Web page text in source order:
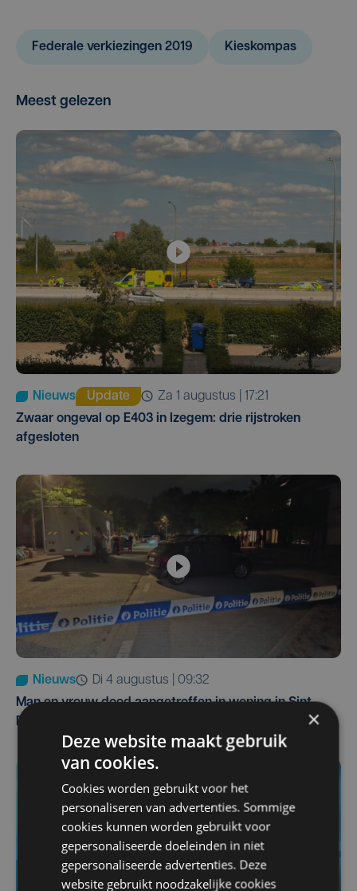
Federale verkiezingen 2019 Kieskompas
Meest gelezen
Nieuws Update
za 1 augustus | 17:21
Zwaar ongeval op E403 in Izegem: drie rijstroken
afgesloten
Nieuws
di 4 augustus | 09:32
Man en vrouw dood aangetroffen in woning in Sint-
Pieters Brugge
×
Deze website maakt gebruik
van cookies.
Cookies worden gebruikt voor het
personaliseren van advertenties. Sommige
cookies kunnen worden gebruikt voor
gepersonaliseerde doeleinden in niet
gepersonaliseerde advertenties. Deze
website gebruikt noodzakelijke cookies